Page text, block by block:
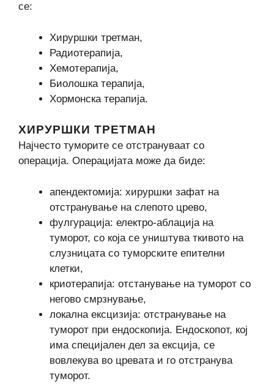
се:
Хируршки третман,
Радиотерапија,
Хемотерапија,
Биолошка терапија,
Хормонска терапија.
ХИРУРШКИ ТРЕТМАН
Најчесто туморите се отстрануваат со
операција. Операцијата може да биде:
апендектомија: хируршки зафат на
отстранување на слепото црево,
фулгурација: електро-аблација на
туморот, со која се уништува ткивото на
слузницата со туморските епителни
клетки,
криотерапија: отстанување на туморот со
негово смрзнување,
локална ексцизија: отстранување на
туморот при ендоскопија. Ендоскопот, кој
има специјален дел за ексција, се
вовлекува во цревата и го отстранува
туморот.